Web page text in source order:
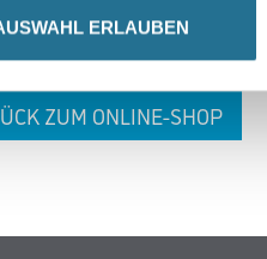
ERLAUBEN
Online-Shop und
ZUM ONLINE-SHOP